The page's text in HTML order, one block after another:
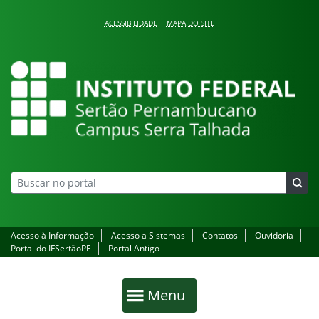
ACESSIBILIDADE MAPA DO SITE
Campus Serra Talhada
Acesso à Informação Acesso a Sistemas Contatos
Ouvidoria
Portal do IFSertãoPE
Portal Antigo
Mostrar
Menu